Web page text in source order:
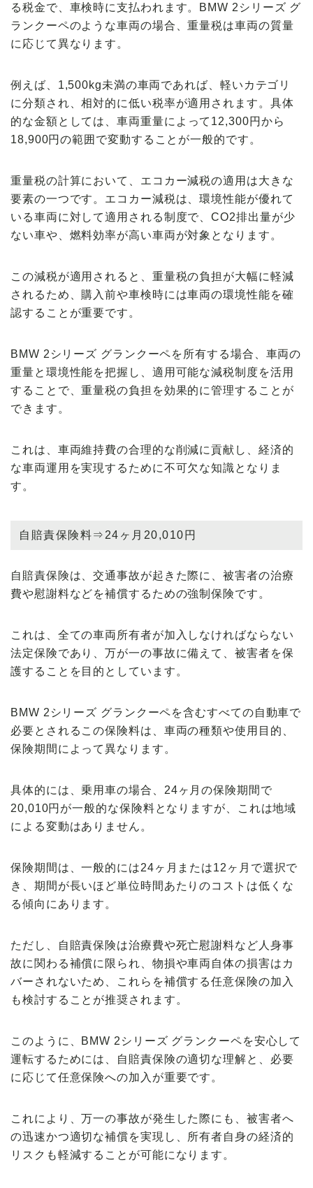
る税金で、車検時に支払われます。BMW 2シリーズ グ
ランクーペのような車両の場合、重量税は車両の質量
に応じて異なります。
例えば、1,500kg未満の車両であれば、軽いカテゴリ
に分類され、相対的に低い税率が適用されます。具体
的な金額としては、車両重量によって12,300円から
18,900円の範囲で変動することが一般的です。
重量税の計算において、エコカー減税の適用は大きな
要素の一つです。エコカー減税は、環境性能が優れて
いる車両に対して適用される制度で、CO2排出量が少
ない車や、燃料効率が高い車両が対象となります。
この減税が適用されると、重量税の負担が大幅に軽減
されるため、購入前や車検時には車両の環境性能を確
認することが重要です。
BMW 2シリーズ グランクーペを所有する場合、車両の
重量と環境性能を把握し、適用可能な減税制度を活用
することで、重量税の負担を効果的に管理することが
できます。
これは、車両維持費の合理的な削減に貢献し、経済的
な車両運用を実現するために不可欠な知識となりま
す。
自賠責保険料⇒24ヶ月20,010円
自賠責保険は、交通事故が起きた際に、被害者の治療
費や慰謝料などを補償するための強制保険です。
これは、全ての車両所有者が加入しなければならない
法定保険であり、万が一の事故に備えて、被害者を保
護することを目的としています。
BMW 2シリーズ グランクーペを含むすべての自動車で
必要とされるこの保険料は、車両の種類や使用目的、
保険期間によって異なります。
具体的には、乗用車の場合、 24ヶ月の保険期間で
20,010円が一般的な保険料となりますが、これは地域
による変動はありません。
保険期間は、一般的には24ヶ月または12ヶ月で選択で
き、期間が長いほど単位時間あたりのコストは低くな
る傾向にあります。
ただし、自賠責保険は治療費や死亡慰謝料など人身事
故に関わる補償に限られ、物損や車両自体の損害はカ
バーされないため、これらを補償する任意保険の加入
も検討することが推奨されます。
このように、BMW 2シリーズ グランクーペを安心して
運転するためには、自賠責保険の適切な理解と、必要
に応じて任意保険への加入が重要です。
これにより、万一の事故が発生した際にも、被害者へ
の迅速かつ適切な補償を実現し、所有者自身の経済的
リスクも軽減することが可能になります。